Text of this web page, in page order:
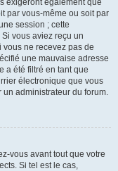
exigeront également que
par vous-même ou soit par
session ; cette
vous aviez reçu un
ne recevez pas de
une mauvaise adresse
a été filtré en tant que
électronique que vous
administrateur du forum.
vous avant tout que votre
Si tel est le cas,